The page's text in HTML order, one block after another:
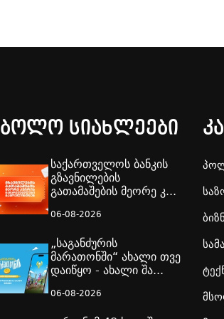
ბოლო სიახლეები
საქართველოს ბანკის
გზავნილების
გათამაშების მეორე კ...
06-08-2026
„საგანძურის
მარათონში“ ახალი თვე
დაიწყო - ახალი შა...
06-08-2026